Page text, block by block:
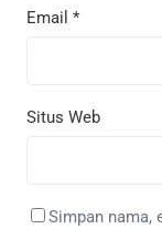
Email *
Situs Web
Simpan nama,